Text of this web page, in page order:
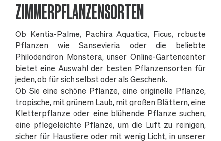
IMMERPFLANZENSORTEN
Ob Kentia-Palme, Pachira Aquatica, Ficus, robuste
Pflanzen wie Sansevieria oder die beliebte
Philodendron Monstera, unser Online-Gartencenter
bietet eine Auswahl der besten Pflanzensorten für
jeden, ob für sich selbst oder als Geschenk.
Ob Sie eine schöne Pflanze, eine originelle Pflanze,
tropische, mit grünem Laub, mit großen Blättern, eine
Kletterpflanze oder eine blühende Pflanze suchen,
eine pflegeleichte Pflanze, um die Luft zu reinigen,
sicher für Haustiere oder mit wenig Licht, in unserer